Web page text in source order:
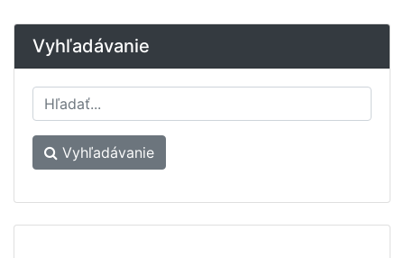
Vyhľadávanie
Vyhľadávanie